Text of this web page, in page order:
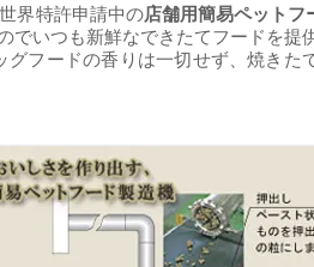
界特許申請中の店舗用簡易ペットフ
でいつも新鮮なできたてフードを提
グフードの香りは一切せず、焼きた